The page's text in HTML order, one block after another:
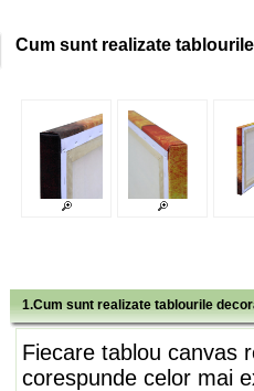
Cum sunt realizate
1.Cum sunt realizate tablourile
Fiecare tablou canvas
corespunde celor mai